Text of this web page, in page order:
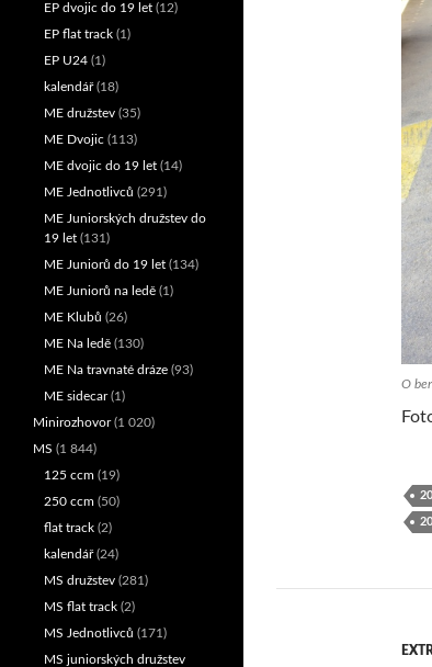
O
EP dvojic do 19 let (12)
EP flat track (1)
EP U24 (1)
kalendář(18)
ME družstev (35)
ME Dvojic (113)
ME dvojic do 19 let (14)
ME Jednotlivců (291)
ME Juniorských družstev do
19 let (131)
ME Juniorů do 19 let (134)
ME Juniorů na ledě (1)
ME Klubů (26)
ME Na ledě (130)
ME Na travnaté dráze (93)
ME sidecar(1)
Minirozhovor(1 020)
MS (1 844)
125 ccm (19)
250 ccm (50)
flat track (2)
kalendář(24)
MS družstev (281)
MS flat track (2)
MS Jednotlivců (171)
MS juniorských družstev